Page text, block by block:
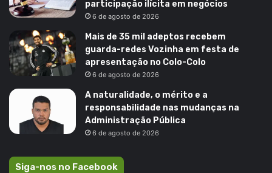
participação ilícita em negócios
6 de agosto de 2026
Mais de 35 mil adeptos recebem
guarda-redes Vozinha em festa de
apresentação no Colo-Colo
6 de agosto de 2026
A naturalidade, o mérito e a
responsabilidade nas mudanças na
Administração Pública
6 de agosto de 2026
Siga-nos no Facebook